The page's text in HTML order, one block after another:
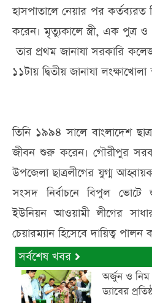
হাসপাতালে নেয়ার পর
করেন। মৃত্যুকালে স্ত্রী, এক পুত্র
তার প্রথম জানাযা সরকারি
১১টায় দ্বিতীয় জানাযা
তিনি ১৯৯৪ সালে বাংলাদেশ
জীবন শুরু করেন। গৌরীপুর
উপজেলা ছাত্রলীগের যুগ্ম
সংসদ নির্বাচনে বিপুল
ইউনিয়ন আওয়ামী লীগের
চেয়ারম্যান হিসেবে দায়িত্ব পালন
সর্বশেষ খবর
অর্জুন ও নিম
ড্যাবের